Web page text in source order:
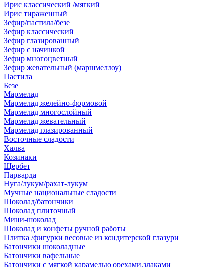
Ирис классический /мягкий
Ирис тираженный
Зефир/пастила/безе
Зефир классический
Зефир глазированный
Зефир с начинкой
Зефир многоцветный
Зефир жевательный (маршмеллоу)
Пастила
Безе
Мармелад
Мармелад желейно-формовой
Мармелад многослойный
Мармелад жевательный
Мармелад глазированный
Восточные сладости
Халва
Козинаки
Щербет
Парварда
Нуга/лукум/рахат-лукум
Мучные национальные сладости
Шоколад/батончики
Шоколад плиточный
Мини-шоколад
Шоколад и конфеты ручной работы
Плитка /фигурки весовые из кондитерской глазури
Батончики шоколадные
Батончики вафельные
Батончики с мягкой карамелью орехами,злаками